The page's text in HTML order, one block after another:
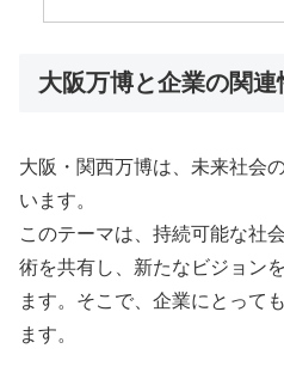
大阪万博と企業の関連
大阪・関西万博は、未来社会
います。
このテーマは、持続可能な社
術を共有し、新たなビジョン
ます。そこで、企業にとって
ます。